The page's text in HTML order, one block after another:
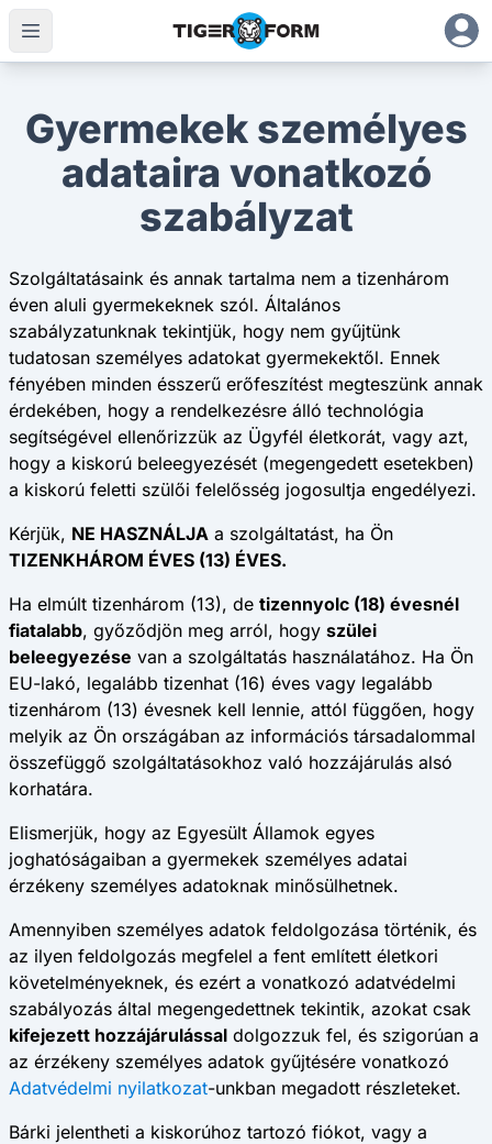
Gyermekek személyes
adataira vonatkozó
szabályzat
Szolgáltatásaink és annak tartalma nem a tizenhárom
éven aluli gyermekeknek szól. Általános
szabályzatunknak tekintjük, hogy nem gyűjtünk
tudatosan személyes adatokat gyermekektől. Ennek
fényében minden ésszerű erőfeszítést megteszünk annak
érdekében, hogy a rendelkezésre álló technológia
segítségével ellenőrizzük az Ügyfél életkorát, vagy azt,
hogy a kiskorú beleegyezését (megengedett esetekben)
a kiskorú feletti szülői felelősség jogosultja engedélyezi.
Kérjük, NE HASZNÁLJA a szolgáltatást, ha Ön
TIZENKHÁROM ÉVES (13) ÉVES.
Ha elmúlt tizenhárom (13), de tizennyolc (18) évesnél
fiatalabb, győződjön meg arról, hogy szülei
beleegyezése van a szolgáltatás használatához. Ha Ön
EU-lakó, legalább tizenhat (16) éves vagy legalább
tizenhárom (13) évesnek kell lennie, attól függően, hogy
melyik az Ön országában az információs társadalommal
összefüggő szolgáltatásokhoz való hozzájárulás alsó
korhatára.
Elismerjük, hogy az Egyesült Államok egyes
joghatóságaiban a gyermekek személyes adatai
érzékeny személyes adatoknak minősülhetnek.
Amennyiben személyes adatok feldolgozása történik, és
az ilyen feldolgozás megfelel a fent említett életkori
követelményeknek, és ezért a vonatkozó adatvédelmi
szabályozás által megengedettnek tekintik, azokat csak
kifejezett hozzájárulással dolgozzuk fel, és szigorúan a
az érzékeny személyes adatok gyűjtésére vonatkozó
Adatvédelmi nyilatkozat-unkban megadott részleteket.
Bárki jelentheti a kiskorúhoz tartozó fiókot, vagy a